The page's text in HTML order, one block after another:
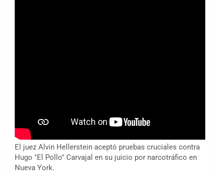
El juez Alvin Hellerstein aceptó pruebas cruciales contra
Hugo "El Pollo" Carvajal en su juicio por narcotráfico en
Nueva York.